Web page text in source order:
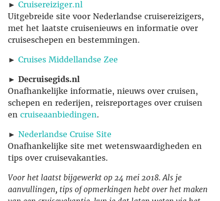
► Cruisereiziger.nl
Uitgebreide site voor Nederlandse cruisereizigers,
met het laatste cruisenieuws en informatie over
cruiseschepen en bestemmingen.
► Cruises Middellandse Zee
► Decruisegids.nl
Onafhankelijke informatie, nieuws over cruisen,
schepen en rederijen, reisreportages over cruisen
en cruiseaanbiedingen.
► Nederlandse Cruise Site
Onafhankelijke site met wetenswaardigheden en
tips over cruisevakanties.
Voor het laatst bijgewerkt op 24 mei 2018. Als je
aanvullingen, tips of opmerkingen hebt over het maken